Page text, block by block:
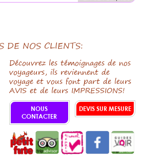
DE NOS CLIENTS:
Découvrez les témoignages de nos
voyageurs, ils reviennent de
voyage et vous font part de leurs
AVIS et de leurs IMPRESSIONS!
NOUS
CONTACTER
DEVIS SUR MESURE